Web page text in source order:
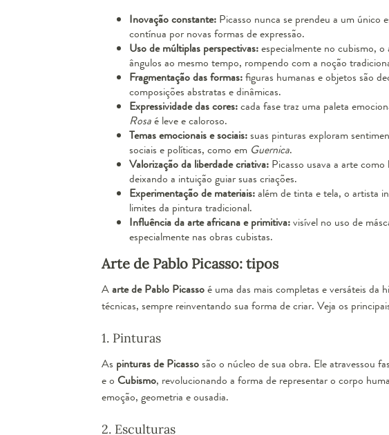
Inovação constante:Picasso nunca se prendeu a um único
contínua por novas formas de expressão.
Uso de múltiplas perspectivas:especialmente no cubismo, o
ângulos ao mesmo tempo, rompendo com a noção
Fragmentação das formas:figuras humanas e objetos são
composições abstratas e dinâmicas.
Expressividade das cores:cada fase traz uma paleta
Rosaé leve e caloroso.
Temas emocionais e sociais:suas pinturas exploram
sociais e políticas, como em Guernica.
Valorização da liberdade criativa:Picasso usava a arte como
deixando a intuição guiar suas criações.
Experimentação de materiais:além de tinta e tela, o artista
limites da pintura tradicional.
Influência da arte africana e primitiva:visível no uso de
especialmente nas obras cubistas.
Arte de Pablo Picasso: tipos
Aarte de Pablo Picassoé uma das mais completas e versáteis da
técnicas, sempre reinventando sua forma de criar. Veja os
1. Pinturas
As pinturas de Picassosão o núcleo de sua obra. Ele atravessou
e o Cubismo, revolucionando a forma de representar o corpo
emoção, geometria e ousadia.
2. Esculturas